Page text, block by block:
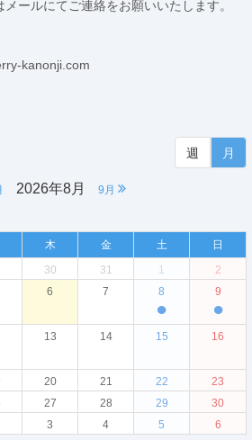
ールにてご連絡をお願いいたします。
kanonji.com
2026年8月 9月
週 月
木 金 土
日
30 31 1
2
6 7 8
●
9
●
13 14 15 16
20 21 22
23
27 28 29
30
3 4 5 6